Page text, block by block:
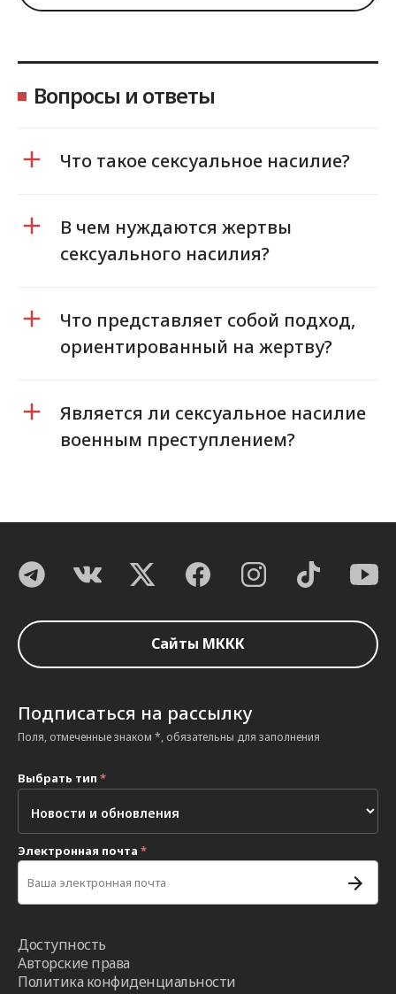
Вопросы и ответы
Что такое сексуальное насилие?
В чем нуждаются жертвы
сексуального насилия?
Что представляет собой подход,
ориентированный на жертву?
Является ли сексуальное насилие
военным преступлением?
Сайты МККК
Подписаться на рассылку
Поля, отмеченные знаком *, обязательны для заполнения
Выбрать тип *
Электронная почта *
Доступность
Авторские права
Политика конфиденциальности